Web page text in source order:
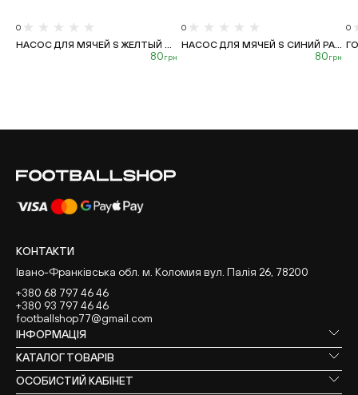
0
НАСОС ДЛЯ МЯЧЕЙ S ЖЕЛТЫЙ РАСПРОДАЖА
80грн
0
НАСОС ДЛЯ МЯЧЕЙ S СИНИЙ РАСПРОДАЖА
80грн
0
КОНТАКТИ
Івано-Франківська обл. м. Коломия вул. Палія 26, 78200
+380 68 797 46 46
+380 93 797 46 46
footballshop77@gmail.com
ІНФОРМАЦІЯ
КАТАЛОГ ТОВАРІВ
ОСОБИСТИЙ КАБІНЕТ